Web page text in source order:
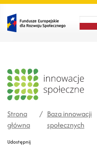
Strona
główna
/ Baza innowacji
społecznych
Udostępnij